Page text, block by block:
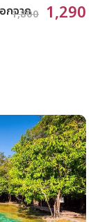
กจาก
1,800 1,290